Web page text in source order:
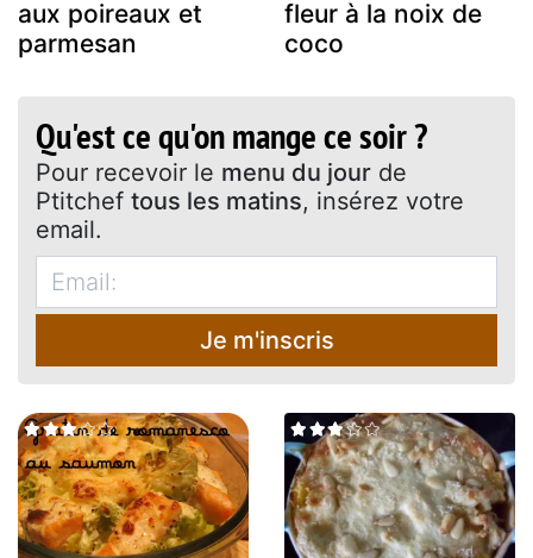
aux poireaux et
parmesan
fleur à la noix de
coco
Qu'est ce qu'on mange ce soir ?
Pour recevoir le menu du jour de
Ptitchef tous les matins, insérez votre
email.
Je m'inscris